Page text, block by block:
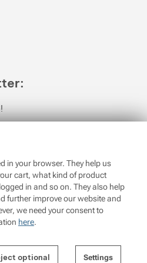
in your browser. They help us
cart, what kind of product
in and so on. They also help
further improve our website and
we need your consent to
here.
category
optional Settings
testuje vybavení pro Pod 7 kilo,
Viktorčina Cesta tam
running on
settings